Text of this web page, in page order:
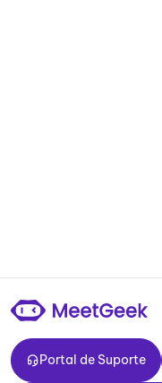
Portal de Suporte
Portal de Suporte